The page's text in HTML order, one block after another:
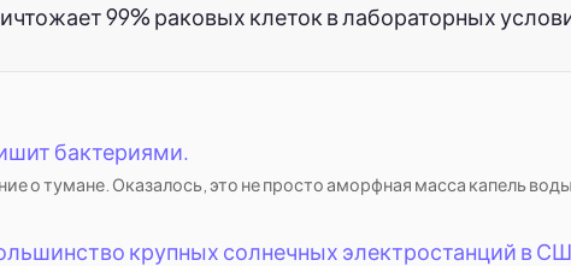
99% раковых клеток в лабораторных
бактериями.
о тумане. Оказалось, это не просто аморфная масса капель
крупных солнечных электростанций в